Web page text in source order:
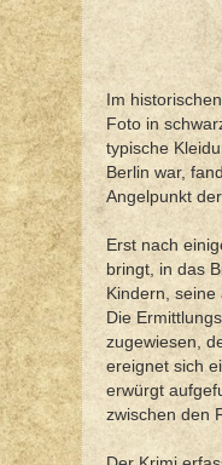
Im
Foto in
typische
Berlin war,
Angelpunkt
Erst nach
bringt, in das
Kindern,
Die
zugewiesen,
ereignet sich
erwürgt
zwischen den